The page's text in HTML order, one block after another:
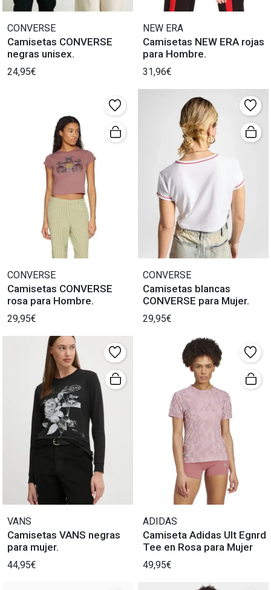
CONVERSE
Camisetas CONVERSE
negras unisex.
24,95€
NEW ERA
Camisetas NEW ERA rojas
para Hombre.
31,96€
CONVERSE
Camisetas CONVERSE
rosa para Hombre.
29,95€
CONVERSE
Camisetas blancas
CONVERSE para Mujer.
29,95€
VANS
Camisetas VANS negras
para mujer.
44,95€
ADIDAS
Camiseta Adidas Ult Egnrd
Tee en Rosa para Mujer
49,95€